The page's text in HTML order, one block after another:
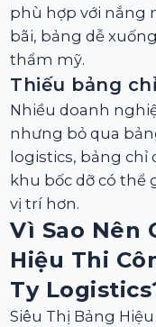
phù hợp với nắng
bãi, bảng dễ
thẩm mỹ.
Thiếu bảng
Nhiều doanh
nhưng bỏ qua
logistics, bảng chỉ
khu bốc dỡ có thể
vị trí hơn.
Vì Sao Nên
Hiệu Thi
Ty
Siêu Thị Bảng